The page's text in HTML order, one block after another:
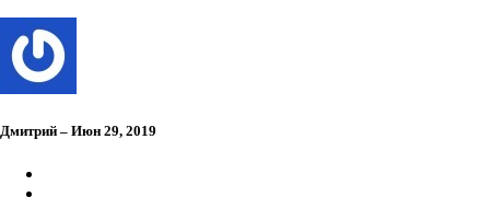
Дмитрий – Июн 29, 2019